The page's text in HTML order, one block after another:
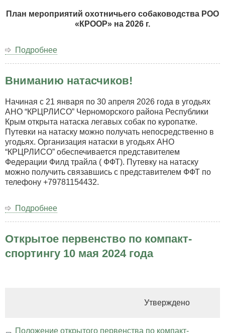
куропатке,
Крым,
Черноморское,
КРЦРЛИСО
(01.04.26
г.
–
13.04.26
г.).
План мероприятий охотничьего собаководства РОО
«КРООР» на 2026 г.
Подробнее
охотничьего
РОО
«КРООР»
на
2026
год
Вниманию натасчиков!
Начиная с 21 января по 30 апреля 2026 года в угодьях
АНО “КРЦРЛИСО” Черноморского района Республики
Крым открыта натаска легавых собак по куропатке.
Путевки на натаску можно получать непосредственно в
угодьях. Организация натаски в угодьях АНО
“КРЦРЛИСО” обеспечивается представителем
Федерации Филд трайла ( ФФТ). Путевку на натаску
можно получить связавшись с представителем ФФТ по
телефону +79781154432.
Подробнее
Открытое первенство по компакт-
спортингу 10 мая 2024 года
Утверждено
Положение открытого первенства по компакт-